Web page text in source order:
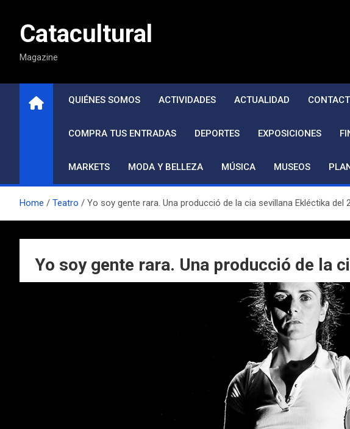
contenidoCatacultural
Magazine
QUIÉNES SOMOS ACTIVIDADES ACTUALIDAD
COMPRA TUS ENTRADAS DEPORTES EXPOSICIONES
MARKETS MODA Y BELLEZA MÚSICA MUSEOS
Home Teatro Yo soy gente rara. Una producció de la cia sevillana Ekléctika del
Yo soy gente rara. Una producció de la